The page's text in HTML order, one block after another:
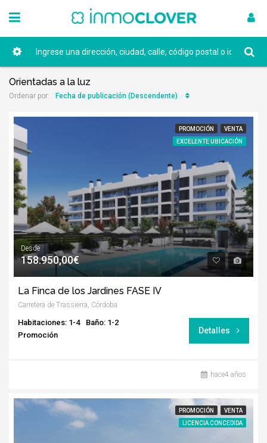
Orientadas a la luz
Ordenar por: Fecha de publicación (Descendente)
PROMOCIÓN
VENTA
EXCELENTE UBICACIÓN
Desde
158.950,00€
La Finca de los Jardines FASE IV
Carretera de Trassierra, Córdoba
Habitaciones: 1-4
Baño: 1-2
Promoción
Detalles
hace4 años
PROMOCIÓN
VENTA
LICENCIA CONCEDIDA